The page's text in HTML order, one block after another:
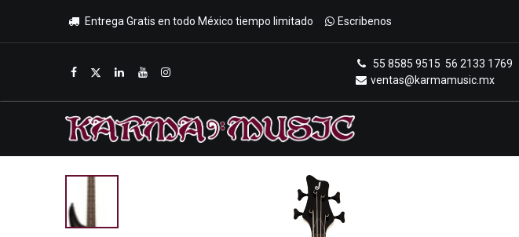
Entrega Gratis en todo México tiempo limitado Escribenos
55 8585 9515 56 2133 1769
ventas@karmamusic.mx
Inicio Tienda Promociones